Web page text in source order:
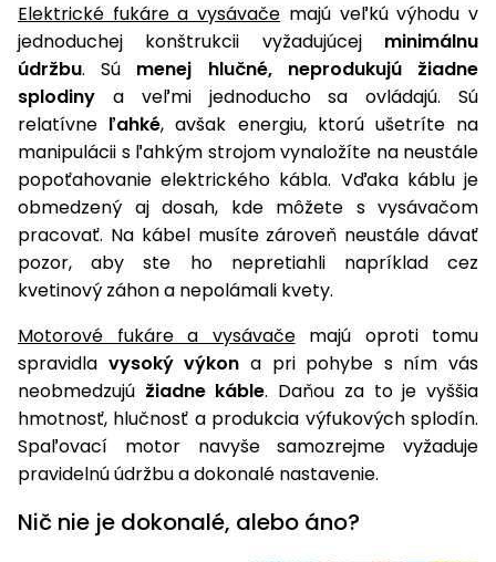
Elektrické fukáre a vysávače majú veľkú výhodu v
jednoduchej konštrukcii vyžadujúcej minimálnu
údržbu. Sú menej hlučné, neprodukujú žiadne
splodiny a veľmi jednoducho sa ovládajú. Sú
relatívne ľahké, avšak energiu, ktorú ušetríte na
manipulácii s ľahkým strojom vynaložíte na neustále
popoťahovanie elektrického kábla. Vďaka káblu je
obmedzený aj dosah, kde môžete s vysávačom
pracovať. Na kábel musíte zároveň neustále dávať
pozor, aby ste ho nepretiahli napríklad cez
kvetinový záhon a nepolámali kvety.
Motorové fukáre a vysávačemajú oproti tomu
spravidla vysoký výkon a pri pohybe s ním vás
neobmedzujú žiadne káble. Daňou za to je vyššia
hmotnosť, hlučnosť a produkcia výfukových splodín.
Spaľovací motor navyše samozrejme vyžaduje
pravidelnú údržbu a dokonalé nastavenie.
Nič nie je dokonalé, alebo áno?